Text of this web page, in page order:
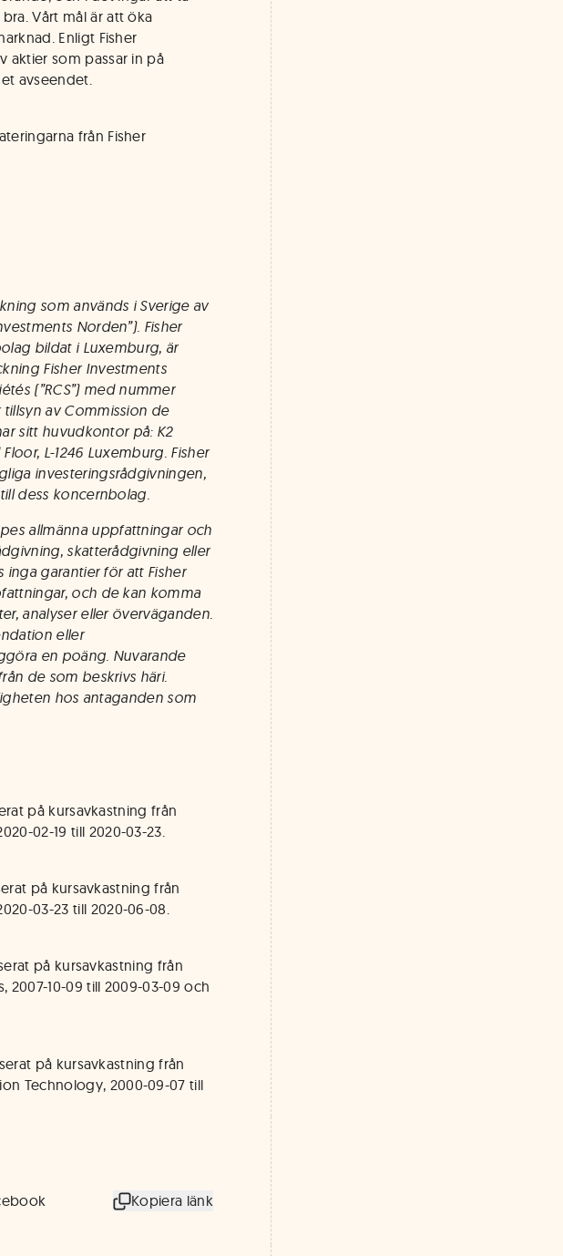
Vårt mål är att öka
Enligt Fisher
aktier som passar in på
avseendet.
från Fisher
som används i Sverige av
Norden”). Fisher
bildat i Luxemburg, är
Fisher Investments
(”RCS”) med nummer
tillsyn av Commission de
sitt huvudkontor på: K2
L-1246 Luxemburg. Fisher
investeringsrådgivningen,
dess koncernbolag.
allmänna uppfattningar och
skatterådgivning eller
inga garantier för att Fisher
och de kan komma
analyser eller överväganden.
eller
en poäng. Nuvarande
de som beskrivs häri.
hos antaganden som
på kursavkastning från
02-19 till 2020-03-23.
på kursavkastning från
03-23 till 2020-06-08.
på kursavkastning från
2007-10-09 till 2009-03-09 och
på kursavkastning från
Technology, 2000-09-07 till
Kopiera länk